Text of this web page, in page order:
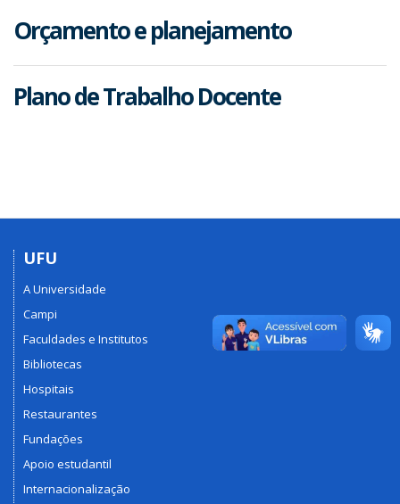
Orçamento e planejamento
Plano de Trabalho Docente
UFU
A Universidade
Campi
Faculdades e Institutos
Bibliotecas
Hospitais
Restaurantes
Fundações
Apoio estudantil
Internacionalização